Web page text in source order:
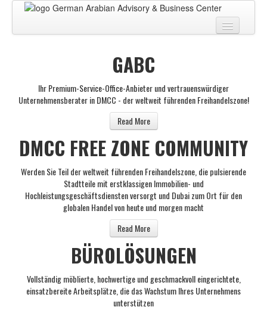
Geschäftszentrum
GESCHÄFTSBERATUNG
PRO DIENSTLEISTUNGEN
Virtuelle Tour
Kontakt
GABC
Ihr Premium-Service-Office-Anbieter und vertrauenswürdiger
Unternehmensberater in DMCC - der weltweit führenden Freihandelszone!
Read More
DMCC FREE ZONE COMMUNITY
Werden Sie Teil der weltweit führenden Freihandelszone, die pulsierende
Stadtteile mit erstklassigen Immobilien- und
Hochleistungsgeschäftsdiensten versorgt und Dubai zum Ort für den
globalen Handel von heute und morgen macht
Read More
BÜROLÖSUNGEN
Vollständig möblierte, hochwertige und geschmackvoll eingerichtete,
einsatzbereite Arbeitsplätze, die das Wachstum Ihres Unternehmens
unterstützen